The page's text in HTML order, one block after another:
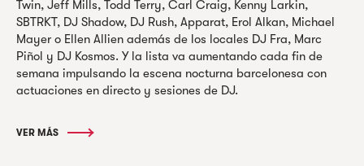
Twin, Jeff Mills, Todd Terry, Carl Craig, Kenny Larkin,
SBTRKT, DJ Shadow, DJ Rush, Apparat, Erol Alkan, Michael
Mayer o Ellen Allien además de los locales DJ Fra, Marc
Piñol y DJ Kosmos. Y la lista va aumentando cada fin de
semana impulsando la escena nocturna barcelonesa con
actuaciones en directo y sesiones de DJ.
VER MÁS